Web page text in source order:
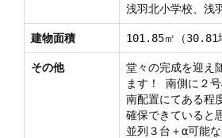
浅羽北小学校、浅
建物面積 101.85㎡（30.81
その他
堂々の完成を迎え
ます！ 南側に２
南配置にてある程
確保できていると
並列３台＋α可能